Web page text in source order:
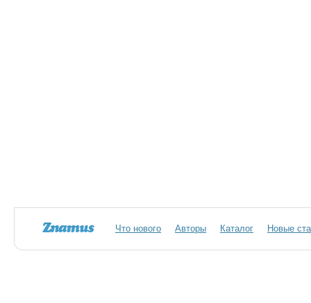
Что нового Авторы Каталог Новые